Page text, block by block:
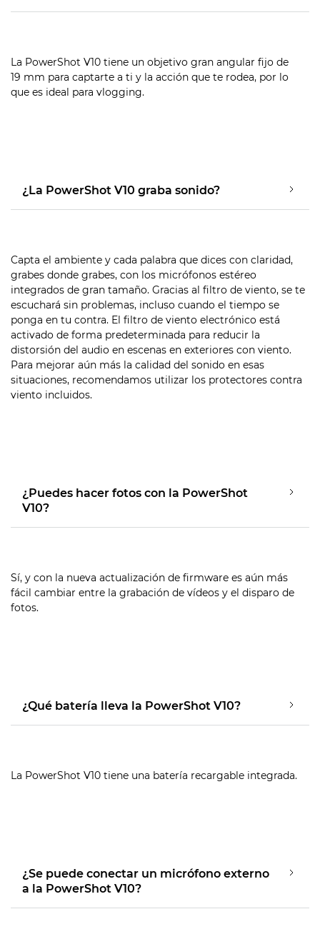
La PowerShot V10 tiene un objetivo gran angular fijo de
19 mm para captarte a ti y la acción que te rodea, por lo
que es ideal para vlogging.
¿La PowerShot V10 graba sonido?
Capta el ambiente y cada palabra que dices con claridad,
grabes donde grabes, con los micrófonos estéreo
integrados de gran tamaño. Gracias al filtro de viento, se te
escuchará sin problemas, incluso cuando el tiempo se
ponga en tu contra. El filtro de viento electrónico está
activado de forma predeterminada para reducir la
distorsión del audio en escenas en exteriores con viento.
Para mejorar aún más la calidad del sonido en esas
situaciones, recomendamos utilizar los protectores contra
viento incluidos.
¿Puedes hacer fotos con la PowerShot
V10?
Sí, y con la nueva actualización de firmware es aún más
fácil cambiar entre la grabación de vídeos y el disparo de
fotos.
¿Qué batería lleva la PowerShot V10?
La PowerShot V10 tiene una batería recargable integrada.
¿Se puede conectar un micrófono externo
a la PowerShot V10?